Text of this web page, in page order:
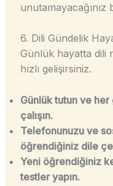
6. Dili Gündelik
Günlük hayatta dili
hızlı gelişirsiniz.
Günlük tutun ve
çalışın.
Telefonunuzu ve
öğrendiğiniz dile
Yeni öğrendiğiniz
testler yapın.